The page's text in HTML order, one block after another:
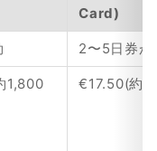
Card)
2〜5日券が
1,800
€17.50(約